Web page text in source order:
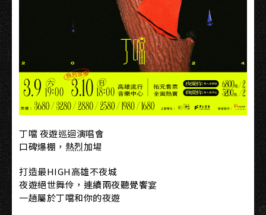
丁噹 夜遊巡迴演唱會
口碑爆棚，熱烈加場
打造最HIGH高雄不夜城
夜遊絕世舞伶，連續兩夜聽覺饗宴
一趟屬於丁噹和你的夜遊